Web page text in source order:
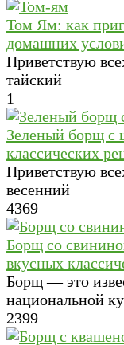
Том Ям: как
домашних
Приветствую
тайский
1
Зеленый борщ с
классических
Приветствую
весенний
4369
Борщ со
вкусных
Борщ — это
национальной
2399